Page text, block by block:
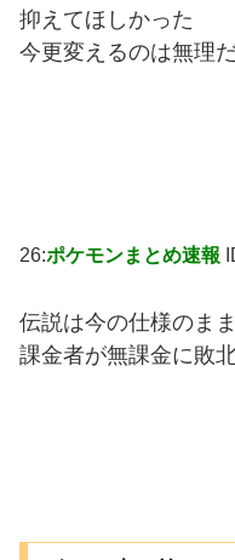
抑えてほしかった
今更変えるのは無理
26:ポケモンまとめ速報
伝説は今の仕様のま
課金者が無課金に敗